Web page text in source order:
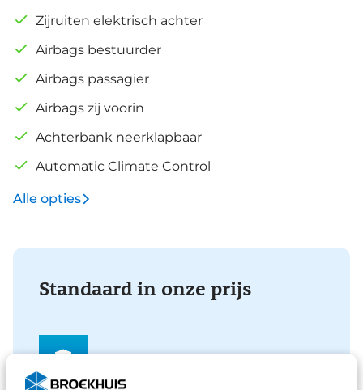
Zijruiten elektrisch achter
Airbags bestuurder
Airbags passagier
Airbags zij voorin
Achterbank neerklapbaar
Automatic Climate Control
Alle opties
Standaard in onze prijs